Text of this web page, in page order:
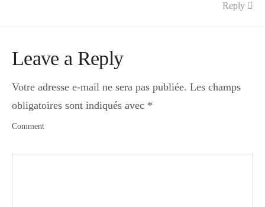
Reply
Leave a Reply
Votre adresse e-mail ne sera pas publiée. Les champs
obligatoires sont indiqués avec *
Comment